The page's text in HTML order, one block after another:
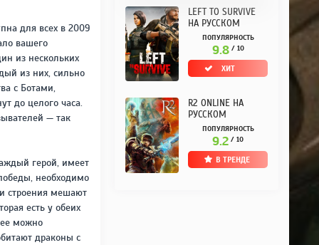
для всех в 2009
вашего
из нескольких
из них, сильно
с Ботами,
до целого часа.
— так
герой, имеет
необходимо
строения мешают
есть у обеих
можно
драконы с
LEFT TO SURVIVE
НА РУССКОМ
ПОПУЛЯРНОСТЬ
9.8 / 10
ХИТ
R2 ONLINE НА
РУССКОМ
ПОПУЛЯРНОСТЬ
9.2 / 10
В ТРЕНДЕ